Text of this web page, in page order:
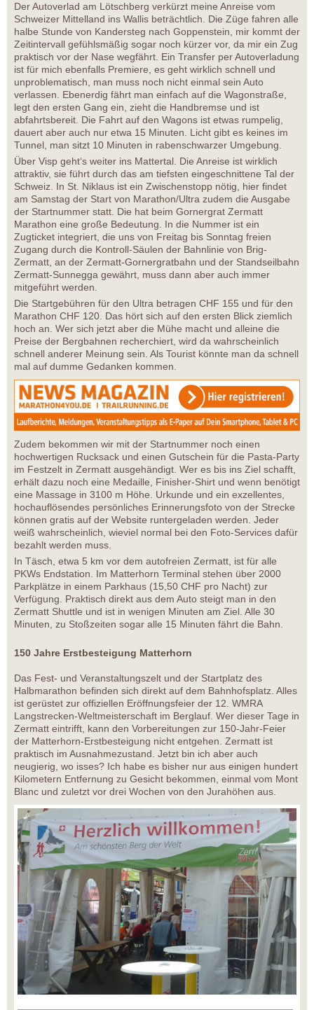
Der Autoverlad am Lötschberg verkürzt meine Anreise vom
Schweizer Mittelland ins Wallis beträchtlich. Die Züge fahren alle
halbe Stunde von Kandersteg nach Goppenstein, mir kommt der
Zeitintervall gefühlsmäßig sogar noch kürzer vor, da mir ein Zug
praktisch vor der Nase wegfährt. Ein Transfer per Autoverladung
ist für mich ebenfalls Premiere, es geht wirklich schnell und
unproblematisch, man muss noch nicht einmal sein Auto
verlassen. Ebenerdig fährt man einfach auf die Wagonstraße,
legt den ersten Gang ein, zieht die Handbremse und ist
abfahrtsbereit. Die Fahrt auf den Wagons ist etwas rumpelig,
dauert aber auch nur etwa 15 Minuten. Licht gibt es keines im
Tunnel, man sitzt 10 Minuten in rabenschwarzer Umgebung.
Über Visp geht‘s weiter ins Mattertal. Die Anreise ist wirklich
attraktiv, sie führt durch das am tiefsten eingeschnittene Tal der
Schweiz. In St. Niklaus ist ein Zwischenstopp nötig, hier findet
am Samstag der Start von Marathon/Ultra zudem die Ausgabe
der Startnummer statt. Die hat beim Gornergrat Zermatt
Marathon eine große Bedeutung. In die Nummer ist ein
Zugticket integriert, die uns von Freitag bis Sonntag freien
Zugang durch die Kontroll-Säulen der Bahnlinie von Brig-
Zermatt, an der Zermatt-Gornergratbahn und der Standseilbahn
Zermatt-Sunnegga gewährt, muss dann aber auch immer
mitgeführt werden.
Die Startgebühren für den Ultra betragen CHF 155 und für den
Marathon CHF 120. Das hört sich auf den ersten Blick ziemlich
hoch an. Wer sich jetzt aber die Mühe macht und alleine die
Preise der Bergbahnen recherchiert, wird da wahrscheinlich
schnell anderer Meinung sein. Als Tourist könnte man da schnell
mal auf dumme Gedanken kommen.
Zudem bekommen wir mit der Startnummer noch einen
hochwertigen Rucksack und einen Gutschein für die Pasta-Party
im Festzelt in Zermatt ausgehändigt. Wer es bis ins Ziel schafft,
erhält dazu noch eine Medaille, Finisher-Shirt und wenn benötigt
eine Massage in 3100 m Höhe. Urkunde und ein exzellentes,
hochauflösendes persönliches Erinnerungsfoto von der Strecke
können gratis auf der Website runtergeladen werden. Jeder
weiß wahrscheinlich, wieviel normal bei den Foto-Services dafür
bezahlt werden muss.
In Täsch, etwa 5 km vor dem autofreien Zermatt, ist für alle
PKWs Endstation. Im Matterhorn Terminal stehen über 2000
Parkplätze in einem Parkhaus (15,50 CHF pro Nacht) zur
Verfügung. Praktisch direkt aus dem Auto steigt man in den
Zermatt Shuttle und ist in wenigen Minuten am Ziel. Alle 30
Minuten, zu Stoßzeiten sogar alle 15 Minuten fährt die Bahn.
150 Jahre Erstbesteigung Matterhorn
Das Fest- und Veranstaltungszelt und der Startplatz des
Halbmarathon befinden sich direkt auf dem Bahnhofsplatz. Alles
ist gerüstet zur offiziellen Eröffnungsfeier der 12. WMRA
Langstrecken-Weltmeisterschaft im Berglauf. Wer dieser Tage in
Zermatt eintrifft, kann den Vorbereitungen zur 150-Jahr-Feier
der Matterhorn-Erstbesteigung nicht entgehen. Zermatt ist
praktisch im Ausnahmezustand. Jetzt bin ich aber auch
neugierig, wo isses? Ich habe es bisher nur aus einigen hundert
Kilometern Entfernung zu Gesicht bekommen, einmal vom Mont
Blanc und zuletzt vor drei Wochen von den Jurahöhen aus.